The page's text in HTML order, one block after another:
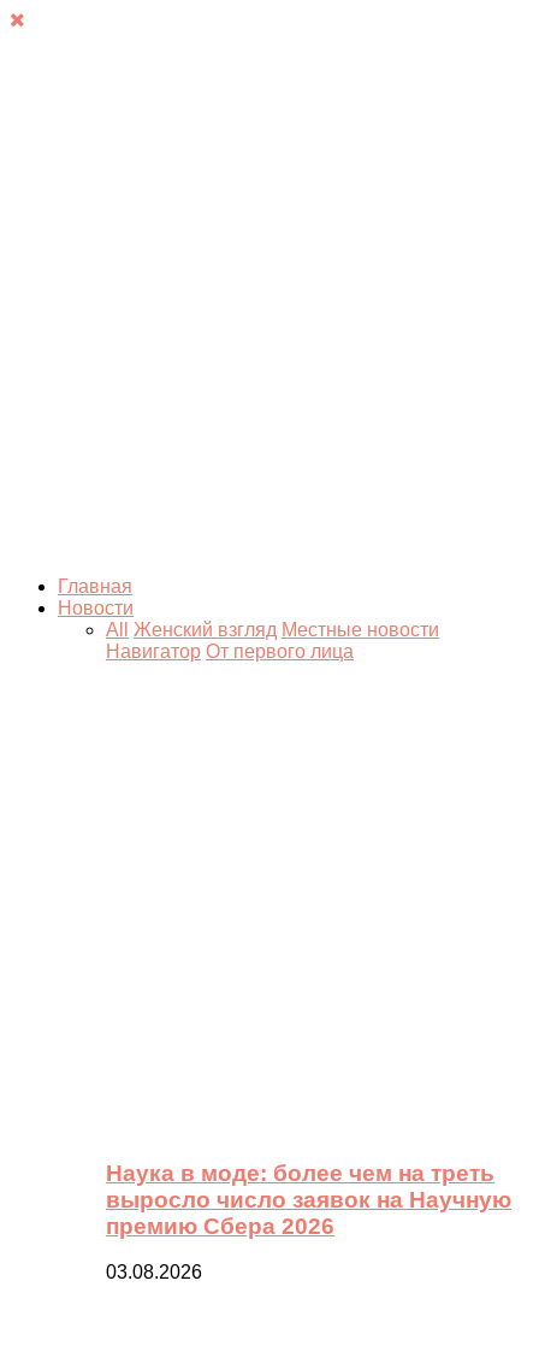
Главная
Новости
All
Женский взгляд Местные новости
Навигатор От первого лица
Наука в моде: более чем на треть
выросло число заявок на Научную
премию Сбера 2026
03.08.2026